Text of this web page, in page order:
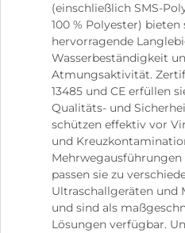
(einschließlich SMS-
100 % Polyester) bieten
hervorragende
Wasserbeständigkeit
Atmungsaktivität.
13485 und CE erfüllen
Qualitäts- und
schützen effektiv vor
und
passen sie zu
Ultraschallgeräten und
und sind als
Lösungen verfügbar.